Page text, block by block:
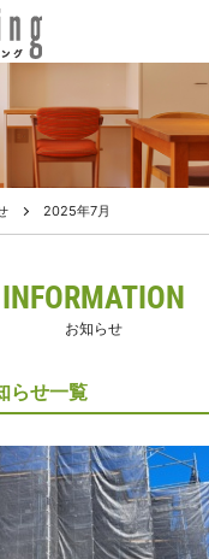
2025年7月
INFORMATION
お知らせ
らせ一覧